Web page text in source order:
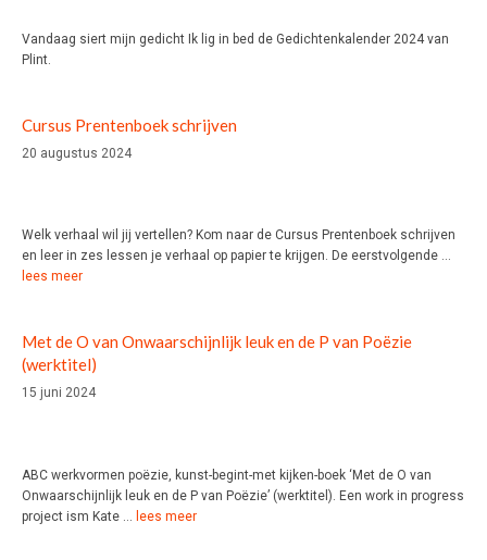
Vandaag siert mijn gedicht Ik lig in bed de Gedichtenkalender 2024 van
Plint.
Cursus Prentenboek schrijven
20 augustus 2024
Welk verhaal wil jij vertellen? Kom naar de Cursus Prentenboek schrijven
en leer in zes lessen je verhaal op papier te krijgen. De eerstvolgende …
lees meer
Met de O van Onwaarschijnlijk leuk en de P van Poëzie
(werktitel)
15 juni 2024
ABC werkvormen poëzie, kunst-begint-met kijken-boek ‘Met de O van
Onwaarschijnlijk leuk en de P van Poëzie’ (werktitel). Een work in progress
project ism Kate … lees meer